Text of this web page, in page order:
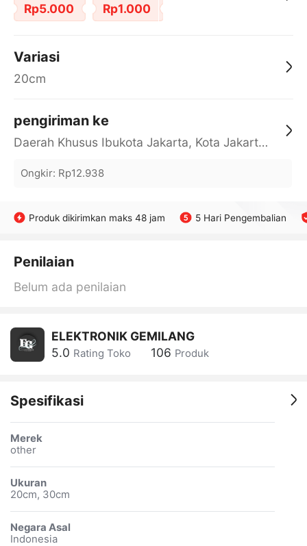
Rp5.000 Rp1.000
Variasi
20cm
pengiriman ke
Daerah Khusus Ibukota Jakarta, Kota Jakarta Barat, Cengkareng, yy
Ongkir: Rp12.938
Produk dikirimkan maks 48 jam 5 Hari Pengembalian
Penilaian
Belum ada penilaian
ELEKTRONIK GEMILANG
5.0 Rating Toko 106 Produk
Spesifikasi
Merek
other
Ukuran
20cm, 30cm
Negara Asal
Indonesia